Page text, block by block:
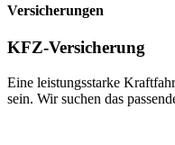
Versicherungen
KFZ-Versicherung
Eine leistungsstarke
sein. Wir suchen das